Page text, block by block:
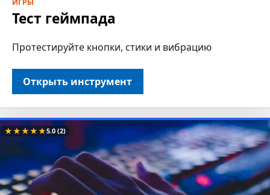
ИГРЫ
Тест геймпада
Протестируйте кнопки, стики и вибрацию
Открыть инструмент
★★★★★5.0(2)